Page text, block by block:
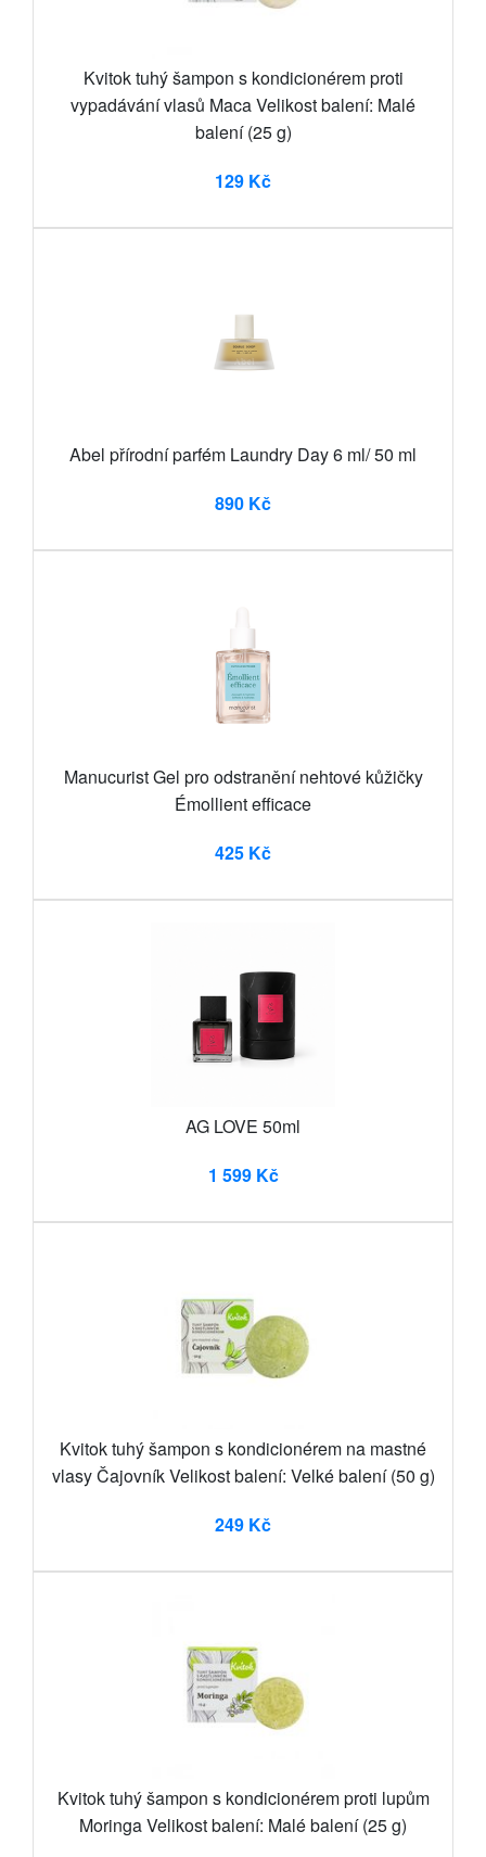
Kvitok tuhý šampon s kondicionérem proti
vypadávání vlasů Maca Velikost balení: Malé
balení (25 g)
129 Kč
Abel přírodní parfém Laundry Day 6 ml/ 50 ml
890 Kč
Manucurist Gel pro odstranění nehtové kůžičky
Émollient efficace
425 Kč
AG LOVE 50ml
1 599 Kč
Kvitok tuhý šampon s kondicionérem na mastné
vlasy Čajovník Velikost balení: Velké balení (50 g)
249 Kč
Kvitok tuhý šampon s kondicionérem proti lupům
Moringa Velikost balení: Malé balení (25 g)